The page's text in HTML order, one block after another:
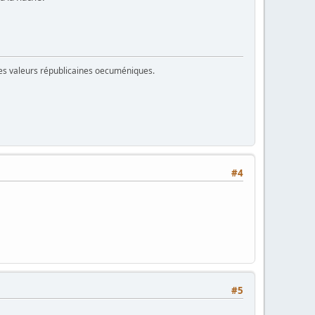
valeurs républicaines oecuméniques.
#4
#5